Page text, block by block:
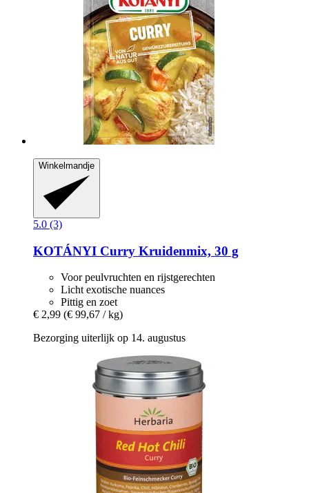
Winkelmandje
5.0 (3)
KOTÁNYI Curry Kruidenmix, 30 g
Voor peulvruchten en rijstgerechten
Licht exotische nuances
Pittig en zoet
€ 2,99 (€ 99,67 / kg)
Bezorging uiterlijk op 14. augustus